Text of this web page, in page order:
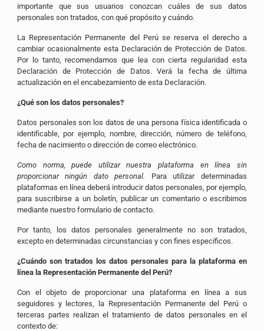
importante que sus usuarios conozcan cuáles de sus datos
personales son tratados, con qué propósito y cuándo.
La Representación Permanente del Perú se reserva el derecho a
cambiar ocasionalmente esta Declaración de Protección de Datos.
Por lo tanto, recomendamos que lea con cierta regularidad esta
Declaración de Protección de Datos. Verá la fecha de última
actualización en el encabezamiento de esta Declaración.
¿Qué son los datos personales?
Datos personales son los datos de una persona física identificada o
identificable, por ejemplo, nombre, dirección, número de teléfono,
fecha de nacimiento o dirección de correo electrónico.
Como norma, puede utilizar nuestra plataforma en línea sin
proporcionar ningún dato personal. Para utilizar determinadas
plataformas en línea deberá introducir datos personales, por ejemplo,
para suscribirse a un boletín, publicar un comentario o escribirnos
mediante nuestro formulario de contacto.
Por tanto, los datos personales generalmente no son tratados,
excepto en determinadas circunstancias y con fines específicos.
¿Cuándo son tratados los datos personales para la plataforma en
línea la Representación Permanente del Perú?
Con el objeto de proporcionar una plataforma en línea a sus
seguidores y lectores, la Representación Permanente del Perú o
terceras partes realizan el tratamiento de datos personales en el
contexto de: